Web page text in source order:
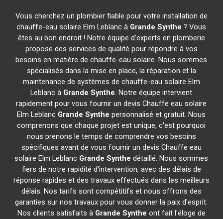
Vous cherchez un plombier fiable pour votre installation de
chauffe-eau solaire Elm Leblanc à Grande Synthe ? Vous
êtes au bon endroit ! Notre équipe d'experts en plomberie
propose des services de qualité pour répondre à vos
besoins en matière de chauffe-eau solaire. Nous sommes
spécialisés dans la mise en place, la réparation et la
maintenance de systèmes de chauffe-eau solaire Elm
Leblanc à Grande Synthe. Notre équipe intervient
rapidement pour vous fournir un devis Chauffe eau solaire
Elm Leblanc Grande Synthe personnalisé et gratuit. Nous
comprenons que chaque projet est unique, c'est pourquoi
nous prenons le temps de comprendre vos besoins
spécifiques avant de vous fournir un devis Chauffe eau
solaire Elm Leblanc Grande Synthe détaillé. Nous sommes
fiers de notre rapidité d'intervention, avec des délais de
réponse rapides et des travaux effectués dans les meilleurs
délais. Nos tarifs sont compétitifs et nous offrons des
garanties sur nos travaux pour vous donner la paix d'esprit.
Nos clients satisfaits à Grande Synthe ont fait l'éloge de